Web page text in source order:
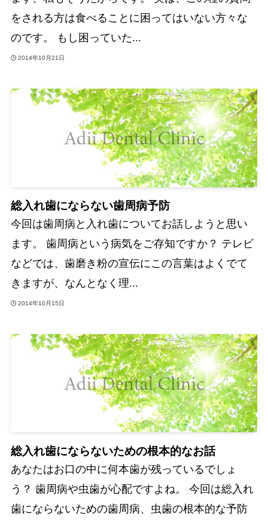
をされる方は食べることに困ってはいない方々な
のです。 もし困っていた...
2014年10月21日
総入れ歯にならない歯周病予防
今回は歯周病と入れ歯についてお話しようと思い
ます。 歯周病という病気をご存知ですか？ テレビ
などでは、歯磨き粉の宣伝にこの言葉はよくでて
きますが、なんとなく理...
2014年10月15日
総入れ歯にならないための根本的なお話
あなたはお口の中に何本歯が残っているでしょ
う？ 歯周病や虫歯が心配ですよね。 今回は総入れ
歯にならないための歯周病、虫歯の根本的な予防